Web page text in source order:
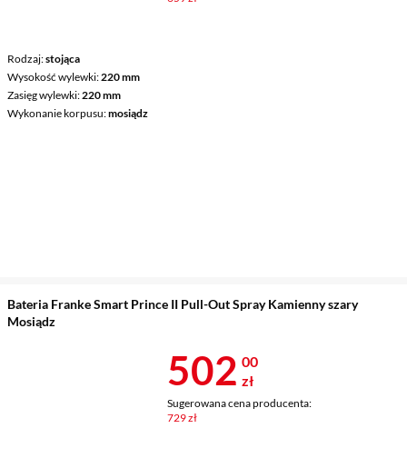
Rodzaj stojąca
Wysokość wylewki 220 mm
Zasięg wylewki 220 mm
Wykonanie korpusu mosiądz
Bateria Franke Smart Prince II Pull-Out Spray Kamienny szary
Mosiądz
Cena 502 zł
502 00
zł
Sugerowana cena producenta:
729 zł